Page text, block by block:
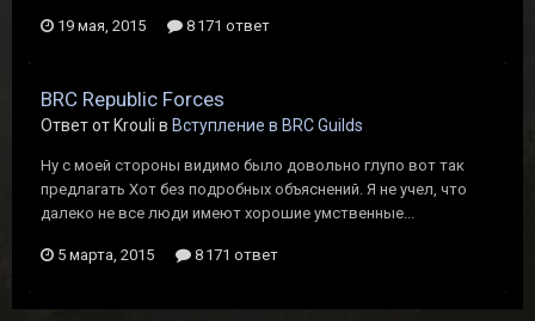
19 мая, 2015 8 171 ответ
BRC Republic Forces
Ответ от Krouli в Вступление в BRC Guilds
Ну с моей стороны видимо было довольно глупо вот так
предлагать Хот без подробных объяснений. Я не учел, что
далеко не все люди имеют хорошие умственные...
5 марта, 2015 8 171 ответ